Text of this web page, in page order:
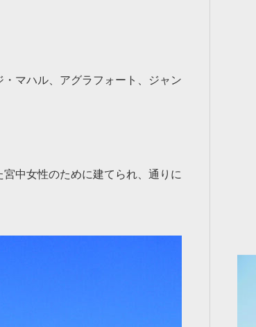
マハル、アグラフォート、ジャン
中女性のために建てられ、通りに